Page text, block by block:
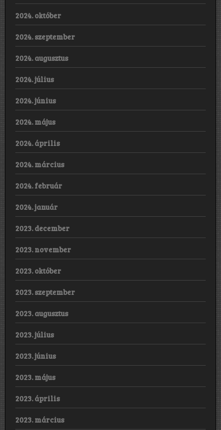
2024. október
2024. szeptember
2024. augusztus
2024. július
2024. június
2024. május
2024. április
2024. március
2024. február
2024. január
2023. december
2023. november
2023. október
2023. szeptember
2023. augusztus
2023. július
2023. június
2023. május
2023. április
2023. március